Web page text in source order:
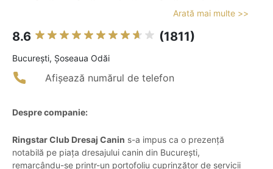
Arată mai multe >>
8.6 (1811)
Bucureşti, Șoseaua Odăi
Afișează numărul de telefon
Despre companie:
Ringstar Club Dresaj Canin s-a impus ca o prezență
notabilă pe piața dresajului canin din București,
remarcându-se printr-un portofoliu cuprinzător de servicii